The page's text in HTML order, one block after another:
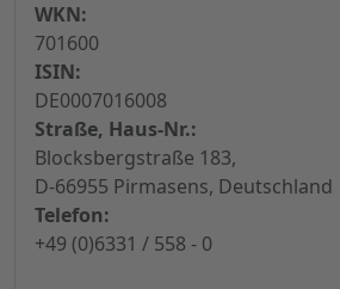
WKN:
701600
ISIN:
DE0007016008
Straße, Haus-Nr.:
Blocksbergstraße 183,
D-66955 Pirmasens, Deutschland
Telefon:
+49 (0)6331 / 558 - 0